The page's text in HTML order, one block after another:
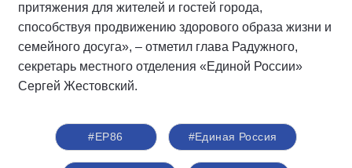
притяжения для жителей и гостей города,
способствуя продвижению здорового образа жизни и
семейного досуга», – отметил глава Радужного,
секретарь местного отделения «Единой России»
Сергей Жестовский.
#ЕР86 #Единая Россия